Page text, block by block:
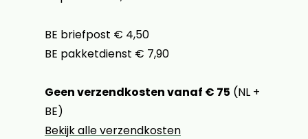
BE briefpost € 4,50
BE pakketdienst € 7,90
Geen verzendkosten vanaf € 75 (NL +
BE)
Bekijk alle verzendkosten